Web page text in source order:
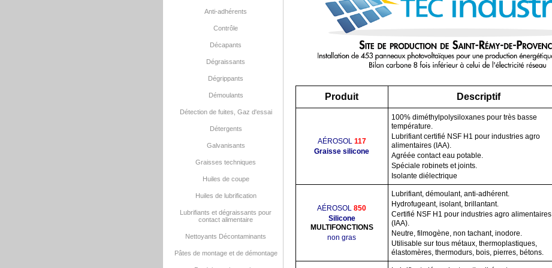
Anti-adhérents
Contrôle
Décapants
Dégraissants
Dégrippants
Démoulants
Détection de fuites, Gaz d'essai
Détergents
Galvanisants
Graisses techniques
Huiles de coupe
Huiles de lubrification
Lubrifiants et dégraissants pour
contact alimentaire
Nettoyants Décontaminants
Pâtes de montage et de démontage
Produit Descriptif
AÉROSOL117
Graisse silicone
100% diméthylpolysiloxanes pour très basse
température.
Lubrifiant certifié NSF H1 pour industries agro
alimentaires (IAA).
Agréée contact eau potable.
Spéciale robinets et joints.
Isolante diélectrique
AÉROSOL 850
Silicone
MULTIFONCTIONS
non gras
Lubrifiant, démoulant, anti-adhérent.
Hydrofugeant, isolant, brillantant.
Certifié NSF H1 pour industries agro alimentaires
(IAA).
Neutre, filmogène, non tachant, inodore.
Utilisable sur tous métaux, thermoplastiques,
élastomères, thermodurs, bois, pierres, bétons.